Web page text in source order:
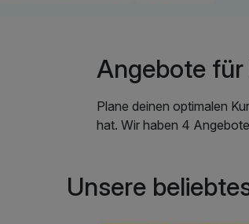
Angebote
Plane deinen optimalen
hat. Wir haben 4
Unsere